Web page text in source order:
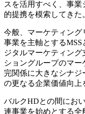
スを活用すべく、事
的提携を模索してきた
今般、マーケティン
事業を主軸とする
ジタルマーケティング
ショングループのマ
完関係に大きなシナ
の更なる企業価値向上
バルクHDとの間にお
連事業を始めとする全